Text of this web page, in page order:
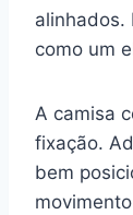
alinhados.
como um
A camisa
fixação.
bem